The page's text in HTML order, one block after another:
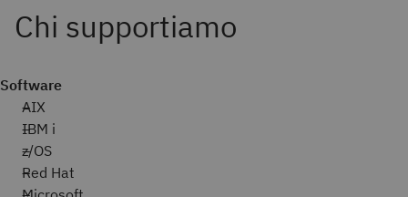
Software
AIX
IBM i
z/OS
Red Hat